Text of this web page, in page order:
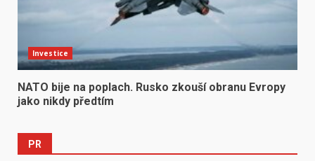
Investice
NATO bije na poplach. Rusko zkouší obranu Evropy
jako nikdy předtím
PR